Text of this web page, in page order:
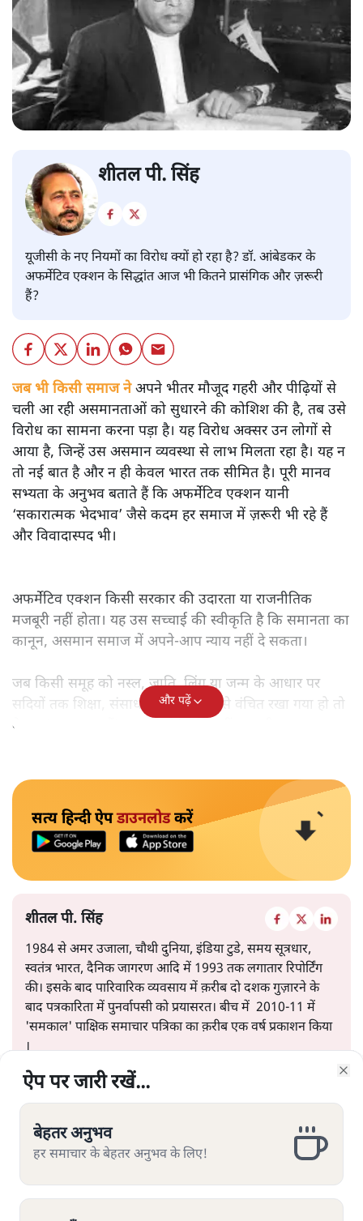
शीतल पी. सिंह
यूजीसी के नए नियमों का विरोध क्यों हो रहा है? डॉ. आंबेडकर के
अफर्मेटिव एक्शन के सिद्धांत आज भी कितने प्रासंगिक और ज़रूरी
हैं?
जब भी किसी समाज नेअपने भीतर मौजूद गहरी और पीढ़ियों से
चली आ रही असमानताओं को सुधारने की कोशिश की है, तब उसे
विरोध का सामना करना पड़ा है। यह विरोध अक्सर उन लोगों से
आया है, जिन्हें उस असमान व्यवस्था से लाभ मिलता रहा है। यह न
तो नई बात है और न ही केवल भारत तक सीमित है। पूरी मानव
सभ्यता के अनुभव बताते हैं कि अफर्मेटिव एक्शन यानी
‘सकारात्मक भेदभाव’ जैसे कदम हर समाज में ज़रूरी भी रहे हैं
और विवादास्पद भी।
अफर्मेटिव एक्शन किसी सरकार की उदारता या राजनीतिक
मजबूरी नहीं होता। यह उस सच्चाई की स्वीकृति है कि समानता का
कानून, असमान समाज में अपने-आप न्याय नहीं दे सकता।
जब किसी समूह को नस्ल, जाति, लिंग या जन्म के आधार पर
सदियों तक शिक्षा, संसाधनों और सम्मान से वंचित रखा गया हो तो
केवल ‘सब बराबर हैं’ कह देने से स्थिति नहीं बदलती।
और पढ़ें
सत्य हिन्दी ऐपडाउनलोडकरें
शीतल पी. सिंह
1984 से अमर उजाला, चौथी दुनिया, इंडिया टुडे, समय सूत्रधार,
स्वतंत्र भारत, दैनिक जागरण आदि में 1993 तक लगातार रिपोर्टिंग
की। इसके बाद पारिवारिक व्यवसाय में क़रीब दो दशक गुज़ारने के
बाद पत्रकारिता में पुनर्वापसी को प्रयासरत। बीच में 2010-11 में
'समकाल' पाक्षिक समाचार पत्रिका का क़रीब एक वर्ष प्रकाशन किया
।
शीतल पी. सिंहकी और स्टोरी पढ़ें
ऐप पर जारी रखें...
बेहतर अनुभव
हर समाचार के बेहतर अनुभव के लिए!
ऐप पर जारी रखें...
बेहतर अनुभव
हर समाचार के बेहतर अनुभव के लिए!
ऐप पर जारी रखें...
बेहतर अनुभव
हर समाचार के बेहतर अनुभव के लिए!
ऐप पर जारी रखें...
बेहतर अनुभव
हर समाचार के बेहतर अनुभव के लिए!
ऐप पर जारी रखें...
बेहतर अनुभव
हर समाचार के बेहतर अनुभव के लिए!
ऐप पर जारी रखें...
बेहतर अनुभव
हर समाचार के बेहतर अनुभव के लिए!
ऐप पर जारी रखें...
बेहतर अनुभव
हर समाचार के बेहतर अनुभव के लिए!